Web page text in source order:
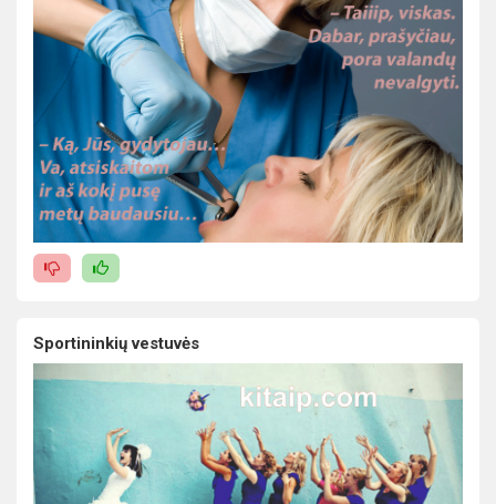
Sportininkių vestuvės